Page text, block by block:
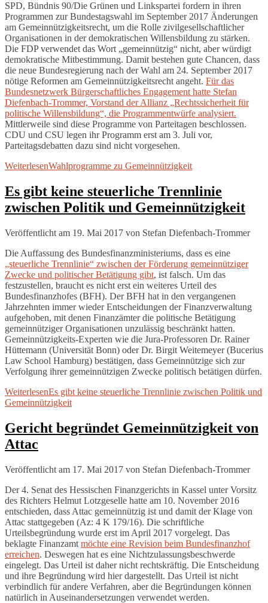
SPD, Bündnis 90/Die Grünen und Linkspartei fordern in ihren
Programmen zur Bundestagswahl im September 2017 Änderungen
am Gemeinnützigkeitsrecht, um die Rolle zivilgesellschaftlicher
Organisationen in der demokratischen Willensbildung zu stärken.
Die FDP verwendet das Wort „gemeinnützig“ nicht, aber würdigt
demokratische Mitbestimmung. Damit bestehen gute Chancen, dass
die neue Bundesregierung nach der Wahl am 24. September 2017
nötige Reformen am Gemeinnützigkeitsrecht angeht. Für das
Bundesnetzwerk Bürgerschaftliches Engagement hatte Stefan
Diefenbach-Trommer, Vorstand der Allianz „Rechtssicherheit für
politische Willensbildung“, die Programmentwürfe analysiert.
Mittlerweile sind diese Programme von Parteitagen beschlossen.
CDU und CSU legen ihr Programm erst am 3. Juli vor,
Parteitagsdebatten dazu sind nicht vorgesehen.
WeiterlesenWahlprogramme zu Gemeinnützigkeit
Es gibt keine steuerliche Trennlinie
zwischen Politik und Gemeinnützigkeit
Veröffentlicht am 19. Mai 2017 von Stefan Diefenbach-Trommer
Die Auffassung des Bundesfinanzministeriums, dass es eine
„steuerliche Trennlinie“ zwischen der Förderung gemeinnütziger
Zwecke und politischer Betätigung gibt, ist falsch. Um das
festzustellen, braucht es nicht erst ein weiteres Urteil des
Bundesfinanzhofes (BFH). Der BFH hat in den vergangenen
Jahrzehnten immer wieder Entscheidungen der Finanzverwaltung
aufgehoben, mit denen Finanzämter die politische Betätigung
gemeinnütziger Organisationen unzulässig beschränkt hatten.
Gemeinnützigkeits-Experten wie die Jura-Professoren Dr. Rainer
Hüttemann (Universität Bonn) oder Dr. Birgit Weitemeyer (Bucerius
Law School Hamburg) bestätigen, dass Gemeinnützige sich zur
Verfolgung ihrer gemeinnützigen Zwecke politisch betätigen dürfen.
WeiterlesenEs gibt keine steuerliche Trennlinie zwischen Politik und
Gemeinnützigkeit
Gericht begründet Gemeinnützigkeit von
Attac
Veröffentlicht am 17. Mai 2017 von Stefan Diefenbach-Trommer
Der 4. Senat des Hessischen Finanzgerichts in Kassel unter Vorsitz
des Richters Hel­mut Lotzgeselle hatte am 10. November 2016
entschieden, dass Attac gemeinnützig ist und damit der Klage von
Attac stattgegeben (Az: 4 K 179/16). Die schriftliche
Urteilsbegründung wurde erst im April 2017 vorgelegt. Das
beklagte Finanzamt möchte eine Revision beim Bundesfinanzhof
erreichen. Des­wegen hat es eine Nichtzulassungsbeschwerde
eingelegt. Das Urteil ist daher nicht rechtskräftig. Die Entscheidung
und ihre Begründung wird hier dargestellt. Das Urteil ist nicht
verbindlich für andere Verfahren, aber die Begründungen können
natürlich in Auseinandersetzungen verwendet werden.